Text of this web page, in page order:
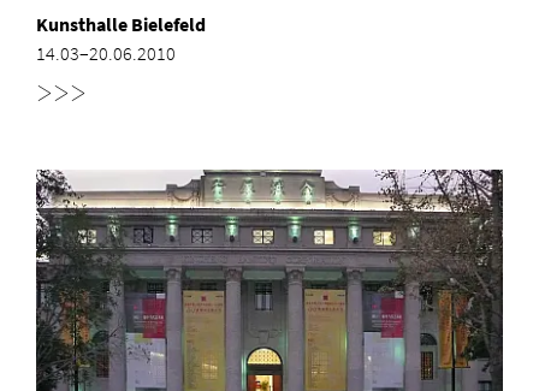
Kunsthalle Bielefeld
14.03–20.06.2010
>>>